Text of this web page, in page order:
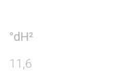
°dH²
11,6